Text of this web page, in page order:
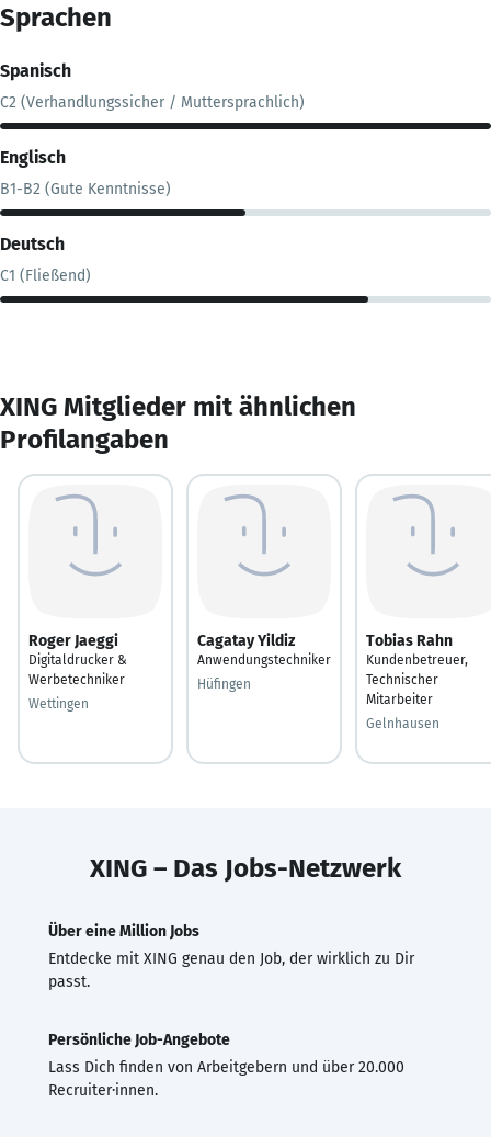
Sprachen
Spanisch
C2 (Verhandlungssicher / Muttersprachlich)
Englisch
B1-B2 (Gute Kenntnisse)
Deutsch
C1 (Fließend)
XING Mitglieder mit ähnlichen
Profilangaben
Roger Jaeggi
Digitaldrucker &
Werbetechniker
Wettingen
Cagatay Yildiz
Anwendungstechniker
Hüfingen
Tobias Rahn
Kundenbetreuer,
Technischer
Mitarbeiter
Gelnhausen
XING – Das Jobs-Netzwerk
Über eine Million Jobs
Entdecke mit XING genau den Job, der wirklich zu Dir
passt.
Persönliche Job-Angebote
Lass Dich finden von Arbeitgebern und über 20.000
Recruiter·innen.